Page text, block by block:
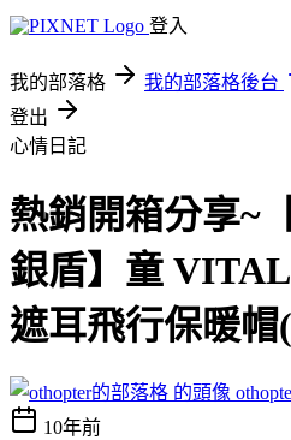
登入
我的部落格 我的部落格後台
登出
心情日記
熱銷開箱分享~
銀盾】童
遮耳飛行保暖帽
10年前